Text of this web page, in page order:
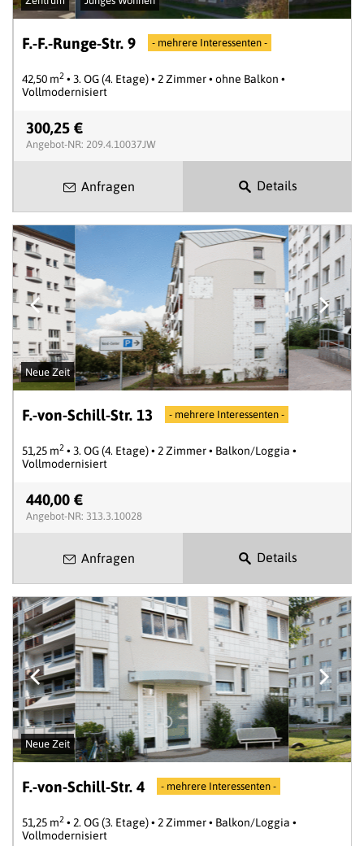
F.-F.-Runge-Str. 9 - mehrere Interessenten -
42,50 m2 • 3. OG (4. Etage) • 2 Zimmer • ohne Balkon •
Vollmodernisiert
300,25 €
Angebot-NR: 209.4.10037JW
Anfragen Details
Neue Zeit
F.-von-Schill-Str. 13 - mehrere Interessenten -
51,25 m2 • 3. OG (4. Etage) • 2 Zimmer • Balkon/Loggia •
Vollmodernisiert
440,00 €
Angebot-NR: 313.3.10028
Anfragen Details
Neue Zeit
F.-von-Schill-Str. 4 - mehrere Interessenten -
51,25 m2 • 2. OG (3. Etage) • 2 Zimmer • Balkon/Loggia •
Vollmodernisiert